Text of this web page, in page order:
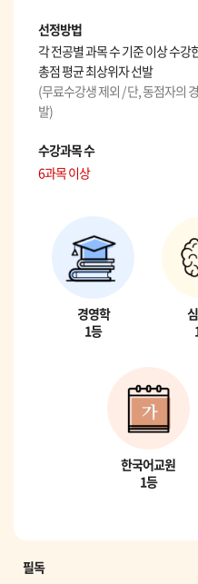
선정방법
각 전공별 과목 수 기준 이상 수강
총점 평균 최상위자 선발
(무료수강생 제외 / 단, 동점자의
발)
수강과목 수
6과목 이상
경영학
1등
한국어교원
1등
필독